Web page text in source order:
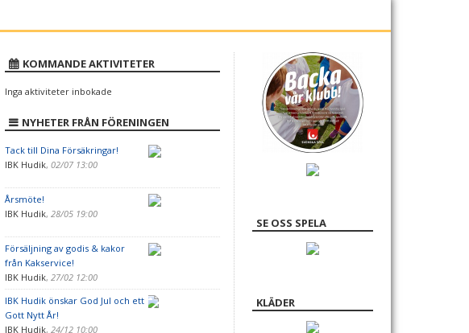
KOMMANDE AKTIVITETER
Inga aktiviteter inbokade
NYHETER FRÅN FÖRENINGEN
Tack till Dina Försäkringar!
IBK Hudik, 02/07 13:00
Årsmöte!
IBK Hudik, 28/05 19:00
Försäljning av godis & kakor
från Kakservice!
IBK Hudik, 27/02 12:00
IBK Hudik önskar God Jul och ett
Gott Nytt År!
IBK Hudik, 24/12 10:00
SE OSS SPELA
KLÄDER